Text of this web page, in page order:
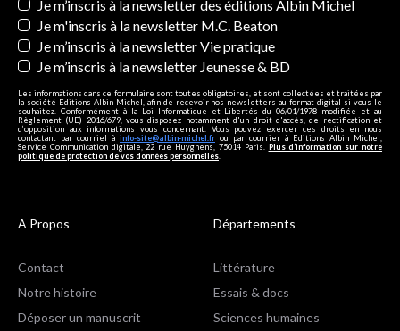
Newsletters
Je m’inscris à la newsletter des éditions Albin Michel
Je m'inscris à la newsletter M.C. Beaton
Je m’inscris à la newsletter Vie pratique
Je m’inscris à la newsletter Jeunesse & BD
Les informations dans ce formulaire sont toutes obligatoires, et sont collectées et traitées par
la société Editions Albin Michel, afin de recevoir nos newsletters au format digital si vous le
souhaitez. Conformément à la Loi Informatique et Libertés du 06/01/1978 modifiée et au
Règlement (UE) 2016/679, vous disposez notamment d'un droit d'accès, de rectification et
d’opposition aux informations vous concernant. Vous pouvez exercer ces droits en nous
contactant par courriel à info-site@albin-michel.fr ou par courrier à Editions Albin Michel,
Service Communication digitale, 22 rue Huyghens, 75014 Paris. Plus d’information sur notre
politique de protection de vos données personnelles
A Propos
Contact
Notre histoire
Déposer un manuscrit
Départements
Littérature
Essais & docs
Sciences humaines